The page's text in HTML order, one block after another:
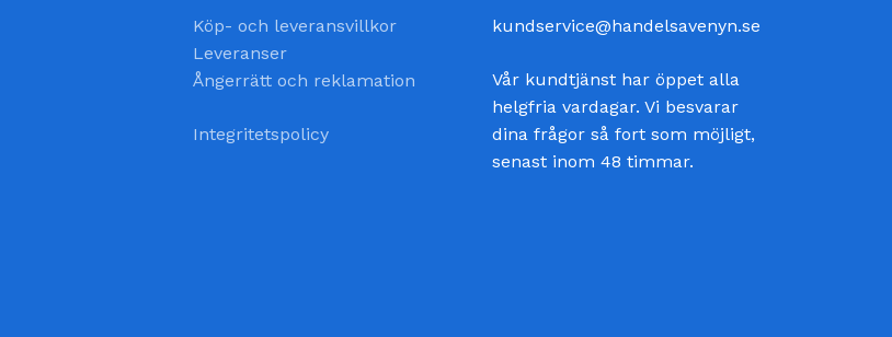
Köp- och leveransvillkor
Leveranser
Ångerrätt och reklamation
Integritetspolicy
kundservice@handelsavenyn.se
Vår kundtjänst har öppet alla
helgfria vardagar. Vi besvarar
dina frågor så fort som möjligt,
senast inom 48 timmar.